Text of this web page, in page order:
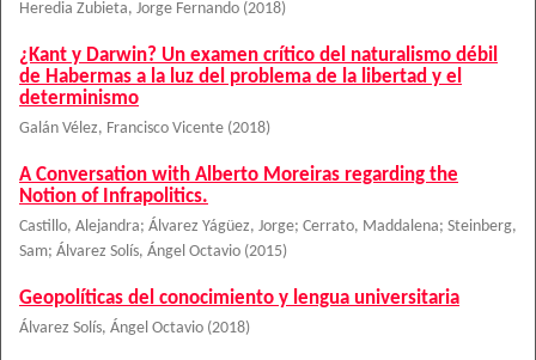
Heredia Zubieta, Jorge Fernando (2018)
¿Kant y Darwin? Un examen crítico del naturalismo débil
de Habermas a la luz del problema de la libertad y el
determinismo
Galán Vélez, Francisco Vicente (2018)
A Conversation with Alberto Moreiras regarding the
Notion of Infrapolitics.
Castillo, Alejandra; Álvarez Yágüez, Jorge; Cerrato, Maddalena; Steinberg,
Sam; Álvarez Solís, Ángel Octavio (2015)
Geopolíticas del conocimiento y lengua universitaria
Álvarez Solís, Ángel Octavio (2018)